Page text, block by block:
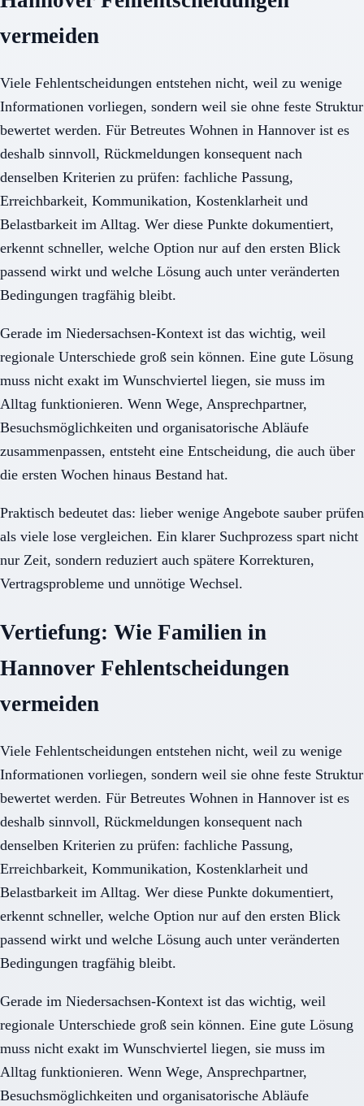
vermeiden
Viele Fehlentscheidungen entstehen nicht, weil zu wenige
Informationen vorliegen, sondern weil sie ohne feste Struktur
bewertet werden. Für Betreutes Wohnen in Hannover ist es
deshalb sinnvoll, Rückmeldungen konsequent nach
denselben Kriterien zu prüfen: fachliche Passung,
Erreichbarkeit, Kommunikation, Kostenklarheit und
Belastbarkeit im Alltag. Wer diese Punkte dokumentiert,
erkennt schneller, welche Option nur auf den ersten Blick
passend wirkt und welche Lösung auch unter veränderten
Bedingungen tragfähig bleibt.
Gerade im Niedersachsen-Kontext ist das wichtig, weil
regionale Unterschiede groß sein können. Eine gute Lösung
muss nicht exakt im Wunschviertel liegen, sie muss im
Alltag funktionieren. Wenn Wege, Ansprechpartner,
Besuchsmöglichkeiten und organisatorische Abläufe
zusammenpassen, entsteht eine Entscheidung, die auch über
die ersten Wochen hinaus Bestand hat.
Praktisch bedeutet das: lieber wenige Angebote sauber prüfen
als viele lose vergleichen. Ein klarer Suchprozess spart nicht
nur Zeit, sondern reduziert auch spätere Korrekturen,
Vertragsprobleme und unnötige Wechsel.
Vertiefung: Wie Familien in
Hannover Fehlentscheidungen
vermeiden
Viele Fehlentscheidungen entstehen nicht, weil zu wenige
Informationen vorliegen, sondern weil sie ohne feste Struktur
bewertet werden. Für Betreutes Wohnen in Hannover ist es
deshalb sinnvoll, Rückmeldungen konsequent nach
denselben Kriterien zu prüfen: fachliche Passung,
Erreichbarkeit, Kommunikation, Kostenklarheit und
Belastbarkeit im Alltag. Wer diese Punkte dokumentiert,
erkennt schneller, welche Option nur auf den ersten Blick
passend wirkt und welche Lösung auch unter veränderten
Bedingungen tragfähig bleibt.
Gerade im Niedersachsen-Kontext ist das wichtig, weil
regionale Unterschiede groß sein können. Eine gute Lösung
muss nicht exakt im Wunschviertel liegen, sie muss im
Alltag funktionieren. Wenn Wege, Ansprechpartner,
Besuchsmöglichkeiten und organisatorische Abläufe